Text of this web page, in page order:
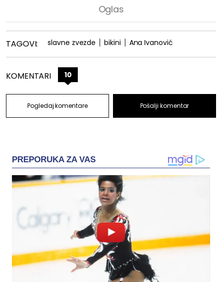
TAGOVI: slavne zvezde bikini Ana Ivanović
KOMENTARI 10
Pogledaj komentare Pošalji komentar
PREPORUKA ZA VAS